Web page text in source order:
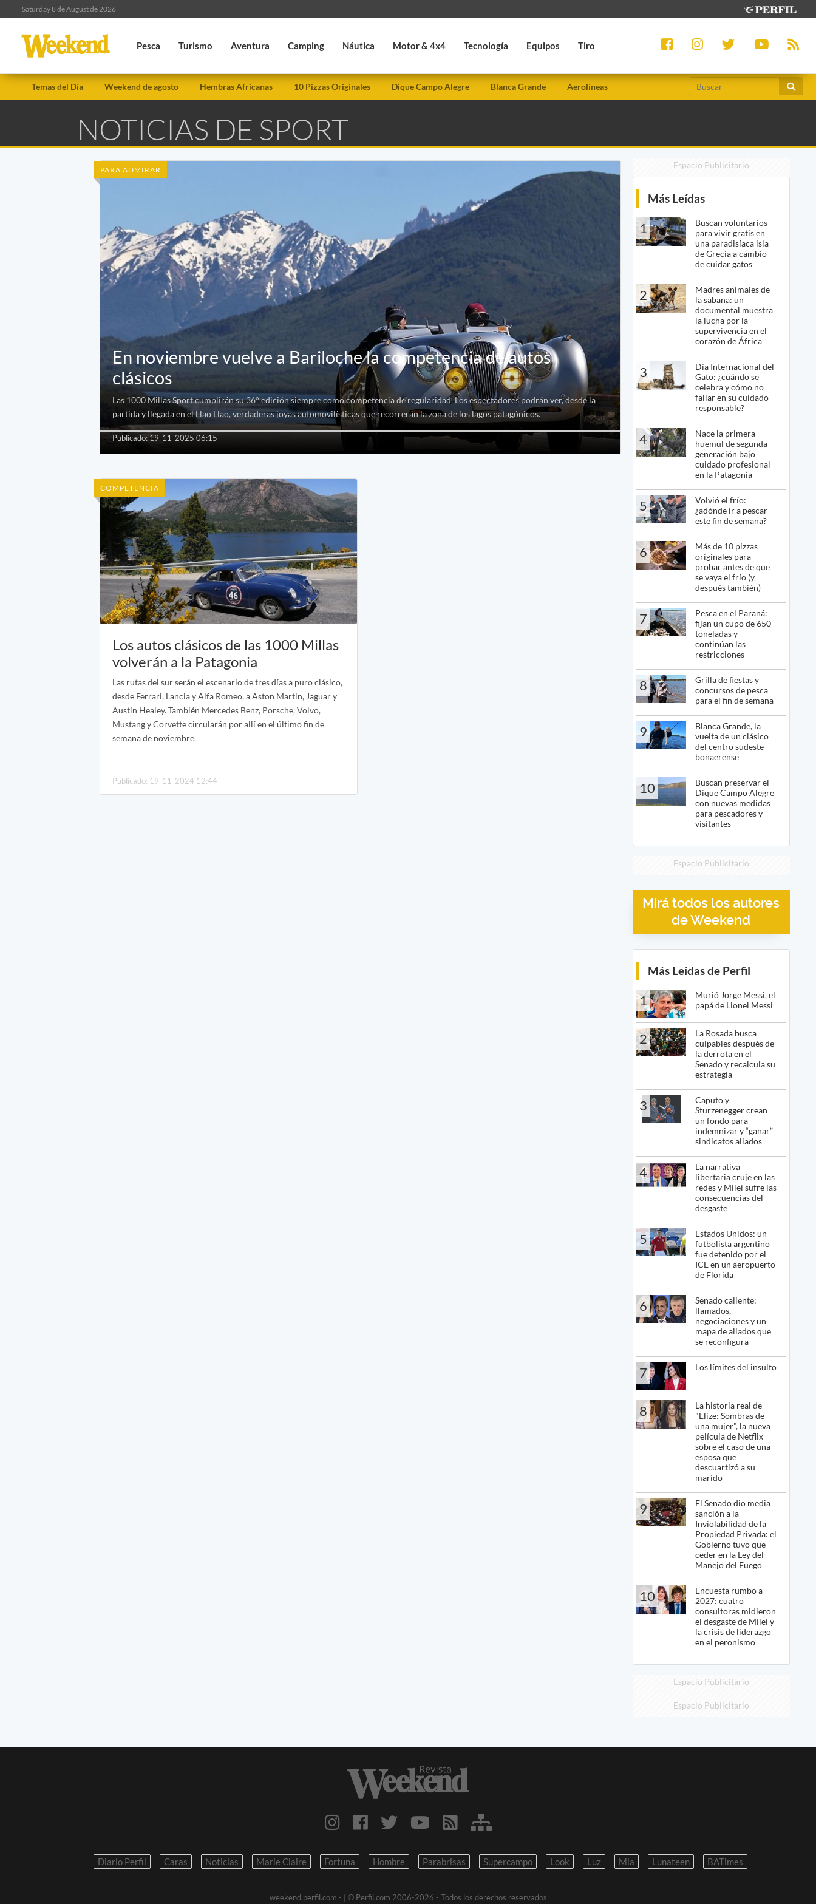
Saturday 8 de August de 2026
Pesca Turismo Aventura Camping Náutica Motor & 4x4 Tecnología Equipos Tiro
Temas del Día Weekend de agosto Hembras Africanas 10 Pizzas Originales Dique Campo Alegre Blanca Grande Aerolíneas
NOTICIAS DE SPORT
PARA ADMIRAR
En noviembre vuelve a Bariloche la competencia de autos
clásicos
Las 1000 Millas Sport cumplirán su 36° edición siempre como competencia de regularidad. Los espectadores podrán ver, desde la
partida y llegada en el Llao Llao, verdaderas joyas automovilísticas que recorrerán la zona de los lagos patagónicos.
Publicado: 19-11-2025 06:15
COMPETENCIA
Los autos clásicos de las 1000 Millas
volverán a la Patagonia
Las rutas del sur serán el escenario de tres días a puro clásico,
desde Ferrari, Lancia y Alfa Romeo, a Aston Martin, Jaguar y
Austin Healey. También Mercedes Benz, Porsche, Volvo,
Mustang y Corvette circularán por allí en el último fin de
semana de noviembre.
Publicado: 19-11-2024 12:44
Espacio Publicitario
Más Leídas
1
Buscan voluntarios
para vivir gratis en
una paradisíaca isla
de Grecia a cambio
de cuidar gatos
2
Madres animales de
la sabana: un
documental muestra
la lucha por la
supervivencia en el
corazón de África
3
Día Internacional del
Gato: ¿cuándo se
celebra y cómo no
fallar en su cuidado
responsable?
4
Nace la primera
huemul de segunda
generación bajo
cuidado profesional
en la Patagonia
5
Volvió el frío:
¿adónde ir a pescar
este fin de semana?
6
Más de 10 pizzas
originales para
probar antes de que
se vaya el frío (y
después también)
7
Pesca en el Paraná:
fijan un cupo de 650
toneladas y
continúan las
restricciones
8
Grilla de fiestas y
concursos de pesca
para el fin de semana
9
Blanca Grande, la
vuelta de un clásico
del centro sudeste
bonaerense
10
Buscan preservar el
Dique Campo Alegre
con nuevas medidas
para pescadores y
visitantes
Espacio Publicitario
Mirá todos los autores
de Weekend
Más Leídas de Perfil
1
Murió Jorge Messi, el
papá de Lionel Messi
2
La Rosada busca
culpables después de
la derrota en el
Senado y recalcula su
estrategia
3
Caputo y
Sturzenegger crean
un fondo para
indemnizar y “ganar”
sindicatos aliados
4
La narrativa
libertaria cruje en las
redes y Milei sufre las
consecuencias del
desgaste
5
Estados Unidos: un
futbolista argentino
fue detenido por el
ICE en un aeropuerto
de Florida
6
Senado caliente:
llamados,
negociaciones y un
mapa de aliados que
se reconfigura
7 Los límites del insulto
8
La historia real de
"Elize: Sombras de
una mujer", la nueva
película de Netflix
sobre el caso de una
esposa que
descuartizó a su
marido
9
El Senado dio media
sanción a la
Inviolabilidad de la
Propiedad Privada: el
Gobierno tuvo que
ceder en la Ley del
Manejo del Fuego
10
Encuesta rumbo a
2027: cuatro
consultoras midieron
el desgaste de Milei y
la crisis de liderazgo
en el peronismo
Espacio Publicitario
Espacio Publicitario
Diario Perfil Caras Noticias Marie Claire Fortuna Hombre Parabrisas Supercampo Look Luz Mia Lunateen BATimes
weekend.perfil.com - | © Perfil.com 2006-2026 - Todos los derechos reservados